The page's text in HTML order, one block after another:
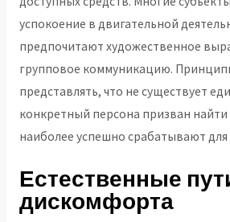
успокоение в двигательной
предпочитают художественное
групповое коммуникацию.
представлять, что не существует
конкретный персона призван
наиболее успешно срабатывают для
Естественные
дискомфорта